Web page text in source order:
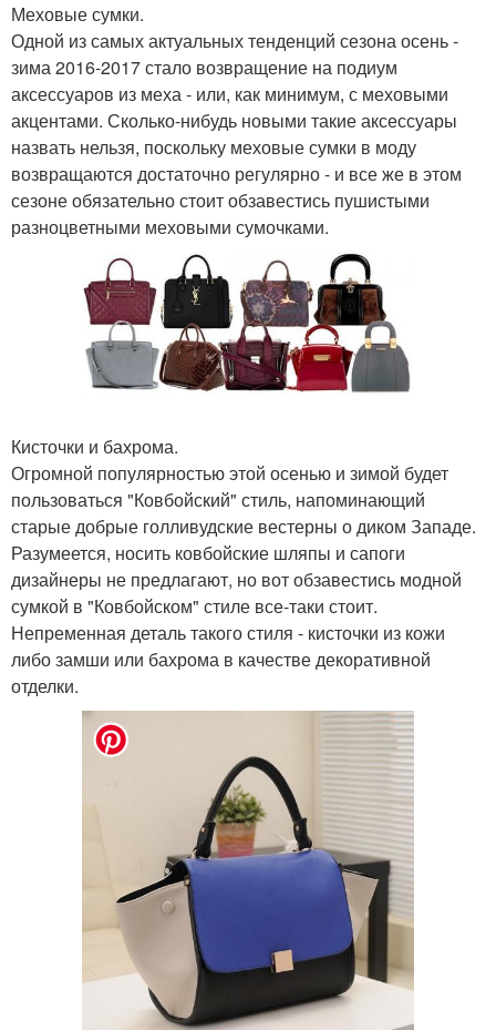
Меховые сумки.
Одной из самых актуальных тенденций сезона осень -
зима 2016-2017 стало возвращение на подиум
аксессуаров из меха - или, как минимум, с меховыми
акцентами. Сколько-нибудь новыми такие аксессуары
назвать нельзя, поскольку меховые сумки в моду
возвращаются достаточно регулярно - и все же в этом
сезоне обязательно стоит обзавестись пушистыми
разноцветными меховыми сумочками.
Кисточки и бахрома.
Огромной популярностью этой осенью и зимой будет
пользоваться "Ковбойский" стиль, напоминающий
старые добрые голливудские вестерны о диком Западе.
Разумеется, носить ковбойские шляпы и сапоги
дизайнеры не предлагают, но вот обзавестись модной
сумкой в "Ковбойском" стиле все-таки стоит.
Непременная деталь такого стиля - кисточки из кожи
либо замши или бахрома в качестве декоративной
отделки.